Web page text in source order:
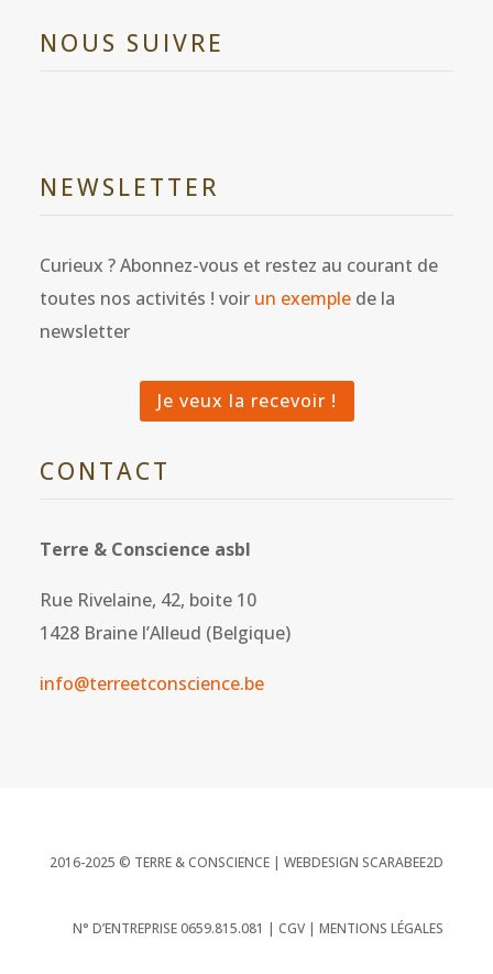
NOUS SUIVRE
NEWSLETTER
Curieux ? Abonnez-vous et restez au courant de
toutes nos activités ! voir un exemplede la
newsletter
Je veux la recevoir !
CONTACT
Terre & Conscience asbl
Rue Rivelaine, 42, boite 10
1428 Braine l’Alleud (Belgique)
info@terreetconscience.be
2016-2025 © TERRE & CONSCIENCE | WEBDESIGN SCARABEE2D
N° D’ENTREPRISE 0659.815.081 |CGV |MENTIONS LÉGALES